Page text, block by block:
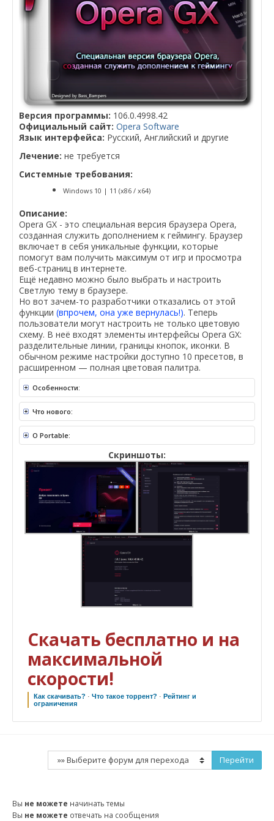
Версия программы: 106.0.4998.42
Официальный сайт: Opera Software
Язык интерфейса: Русский, Английский и другие
Лечение: не требуется
Системные требования:
Windows 10 | 11 (x86 / x64)
Описание:
Opera GX - это специальная версия браузера Opera,
созданная служить дополнением к геймингу. Браузер
включает в себя уникальные функции, которые
помогут вам получить максимум от игр и просмотра
веб-страниц в интернете.
Ещё недавно можно было выбрать и настроить
Светлую тему в браузере.
Но вот зачем-то разработчики отказались от этой
функции (впрочем, она уже вернулась!). Теперь
пользователи могут настроить не только цветовую
схему. В неё входят элементы интерфейсы Opera GX:
разделительные линии, границы кнопок, иконки. В
обычном режиме настройки доступно 10 пресетов, в
расширенном — полная цветовая палитра.
Особенности:
Что нового:
O Portable:
Скриншоты:
Скачать бесплатно и на
максимальной
скорости!
Как скачивать? ·Что такое торрент? · Рейтинг и
ограничения
Вы не можете начинать темы
Вы не можете отвечать на сообщения